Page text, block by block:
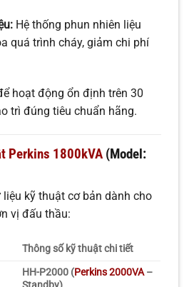
Hệ thống phun nhiên liệu
quá trình cháy, giảm chi phí
hoạt động ổn định trên 30
trì đúng tiêu chuẩn hãng.
Perkins 1800kVA (Model:
kỹ thuật cơ bản dành cho
vị đấu thầu:
Thông số kỹ thuật chi tiết
HH-P2000 (Perkins 2000VA–